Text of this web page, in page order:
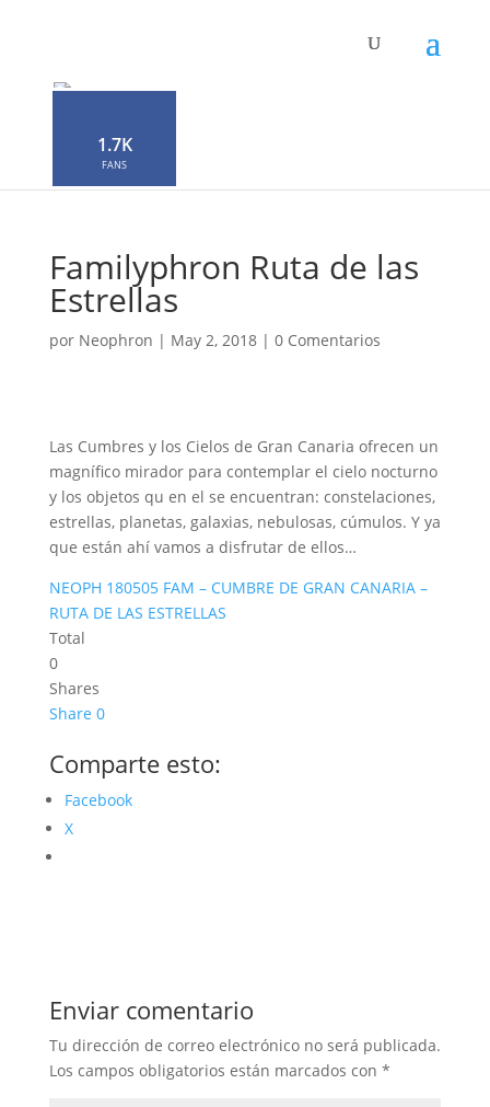
1.7K
FANS
Familyphron Ruta de las
Estrellas
por Neophron | May 2, 2018| 0 Comentarios
Las Cumbres y los Cielos de Gran Canaria ofrecen un
magnífico mirador para contemplar el cielo nocturno
y los objetos qu en el se encuentran: constelaciones,
estrellas, planetas, galaxias, nebulosas, cúmulos. Y ya
que están ahí vamos a disfrutar de ellos…
NEOPH 180505 FAM – CUMBRE DE GRAN CANARIA –
RUTA DE LAS ESTRELLAS
Total
0
Shares
Share 0
Comparte esto:
Facebook
X
Enviar comentario
Tu dirección de correo electrónico no será publicada.
Los campos obligatorios están marcados con *